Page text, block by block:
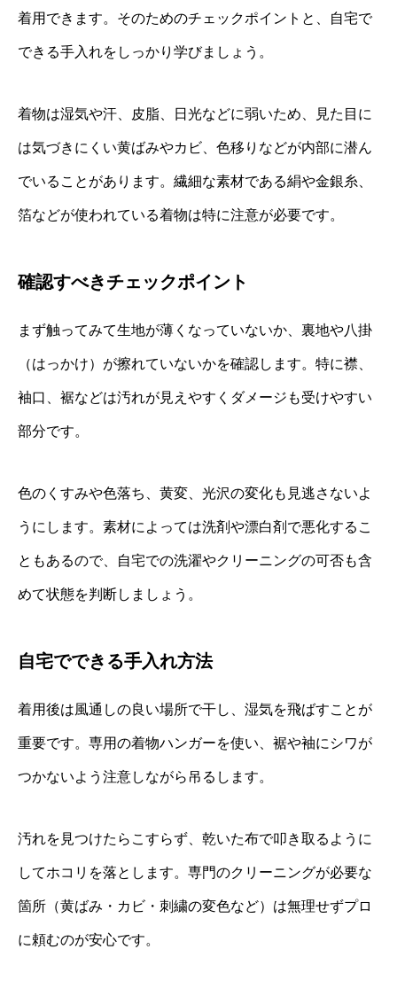
着用できます。そのためのチェックポイントと、自宅で
できる手入れをしっかり学びましょう。
着物は湿気や汗、皮脂、日光などに弱いため、見た目に
は気づきにくい黄ばみやカビ、色移りなどが内部に潜ん
でいることがあります。繊細な素材である絹や金銀糸、
箔などが使われている着物は特に注意が必要です。
確認すべきチェックポイント
まず触ってみて生地が薄くなっていないか、裏地や八掛
（はっかけ）が擦れていないかを確認します。特に襟、
袖口、裾などは汚れが見えやすくダメージも受けやすい
部分です。
色のくすみや色落ち、黄変、光沢の変化も見逃さないよ
うにします。素材によっては洗剤や漂白剤で悪化するこ
ともあるので、自宅での洗濯やクリーニングの可否も含
めて状態を判断しましょう。
自宅でできる手入れ方法
着用後は風通しの良い場所で干し、湿気を飛ばすことが
重要です。専用の着物ハンガーを使い、裾や袖にシワが
つかないよう注意しながら吊るします。
汚れを見つけたらこすらず、乾いた布で叩き取るように
してホコリを落とします。専門のクリーニングが必要な
箇所（黄ばみ・カビ・刺繍の変色など）は無理せずプロ
に頼むのが安心です。